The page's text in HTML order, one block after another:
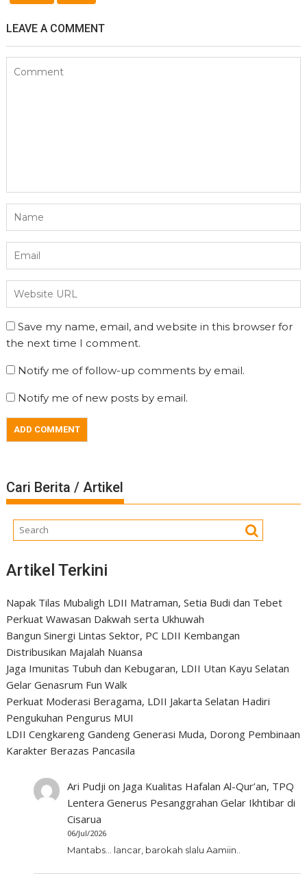
LEAVE A COMMENT
Save my name, email, and website in this browser for
the next time I comment.
Notify me of follow-up comments by email.
Notify me of new posts by email.
Cari Berita / Artikel
Artikel Terkini
Napak Tilas Mubaligh LDII Matraman, Setia Budi dan Tebet
Perkuat Wawasan Dakwah serta Ukhuwah
Bangun Sinergi Lintas Sektor, PC LDII Kembangan
Distribusikan Majalah Nuansa
Jaga Imunitas Tubuh dan Kebugaran, LDII Utan Kayu Selatan
Gelar Genasrum Fun Walk
Perkuat Moderasi Beragama, LDII Jakarta Selatan Hadiri
Pengukuhan Pengurus MUI
LDII Cengkareng Gandeng Generasi Muda, Dorong Pembinaan
Karakter Berazas Pancasila
Ari Pudji on Jaga Kualitas Hafalan Al-Qur’an, TPQ
Lentera Generus Pesanggrahan Gelar Ikhtibar di
Cisarua
06/Jul/2026
Mantabs... lancar, barokah slalu Aamiin..